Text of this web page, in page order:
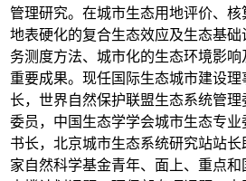
管理研究。在城市生态用地评价、核
地表硬化的复合生态效应及生态基
务测度方法、城市化的生态环境影
重要成果。现任国际生态城市建设
长，世界自然保护联盟生态系统管理
委员，中国生态学学会城市生态专
书长，北京城市生态系统研究站站长
家自然科学基金青年、面上、重点